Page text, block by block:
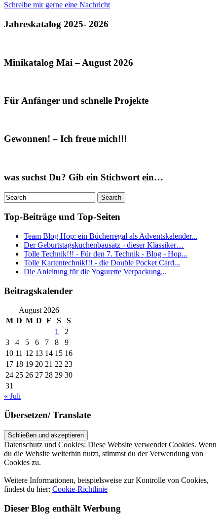
Schreibe mir gerne eine Nachricht
Jahreskatalog 2025- 2026
Minikatalog Mai – August 2026
Für Anfänger und schnelle Projekte
Gewonnen! – Ich freue mich!!!
was suchst Du? Gib ein Stichwort ein…
Top-Beiträge und Top-Seiten
Team Blog Hop: ein Bücherregal als Adventskalender...
Der Geburtstagskuchenbausatz - dieser Klassiker…
Tolle Technik!!! - Für den 7. Technik - Blog - Hop...
Tolle Kartentechnik!!! - die Double Pocket Card...
Die Anleitung für die Yogurette Verpackung...
Beitragskalender
August 2026
M D M D F S
S
1
2
3
4 5 6 7 8
9
10 11 12 13 14 15 16
17 18 19 20 21 22 23
24 25 26 27 28 29 30
31
« Juli
Übersetzen/ Translate
Datenschutz und Cookies: Diese Website verwendet Cookies. Wenn
du die Website weiterhin nutzt, stimmst du der Verwendung von
Cookies zu.
Weitere Informationen, beispielsweise zur Kontrolle von Cookies,
findest du hier: Cookie-Richtlinie
Dieser Blog enthält Werbung